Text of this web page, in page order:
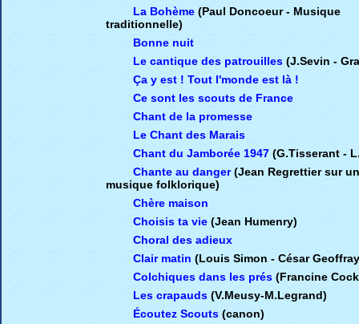
La Bohème (Paul Doncoeur - Musique
traditionnelle)
Bonne nuit
Le cantique des patrouilles (J.Sevin -
Ça y est ! Tout l'monde est là !
Ce sont les scouts de France
Chant de la promesse
Le Chant des Marais
Chant du Jamborée 1947 (G.Tisserant -
Chante au danger (Jean Regrettier sur
musique folklorique)
Chère maison
Choisis ta vie (Jean Humenry)
Choral des adieux
Clair matin (Louis Simon - César
Colchiques dans les prés (Francine
Les crapauds (V.Meusy-M.Legrand)
Écoutez Scouts (canon)